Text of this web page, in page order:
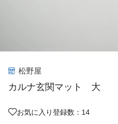
松野屋
カルナ玄関マット 大
お気に入り登録数：14